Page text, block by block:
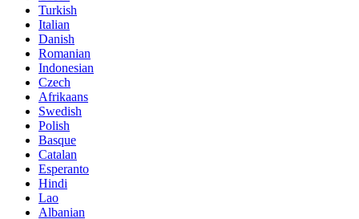
Turkish
Italian
Danish
Romanian
Indonesian
Czech
Afrikaans
Swedish
Polish
Basque
Catalan
Esperanto
Hindi
Lao
Albanian